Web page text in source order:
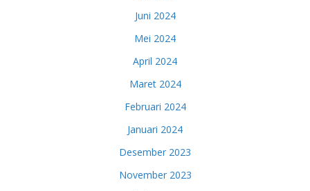
Juni 2024
Mei 2024
April 2024
Maret 2024
Februari 2024
Januari 2024
Desember 2023
November 2023